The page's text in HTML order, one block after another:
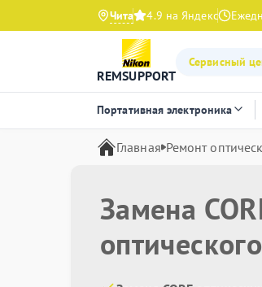
Чита 4.9 на Яндекс
REMSUPPORT
Сервисный
Портативная электроника
Главная Ремонт
Замена